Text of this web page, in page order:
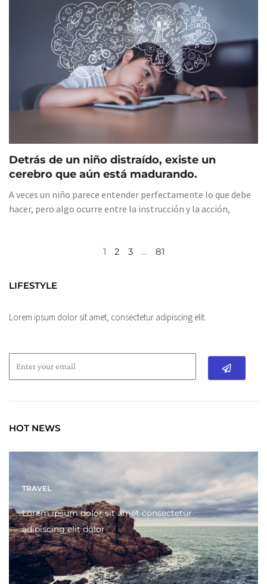
Detrás de un niño distraído, existe un
cerebro que aún está madurando.
A veces un niño parece entender perfectamente lo que debe
hacer, pero algo ocurre entre la instrucción y la acción,
1 2 3 … 81
LIFESTYLE
Lorem ipsum dolor sit amet, consectetur adipiscing elit.
Submit
HOT NEWS
TRAVEL
Lorem ipsum dolor sit amet consectetur
adipiscing elit dolor